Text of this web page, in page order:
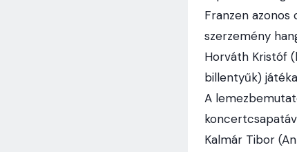
Franzen azonos
szerzemény
Horváth Kristóf
billentyűk)
A
Kalmár Tibor